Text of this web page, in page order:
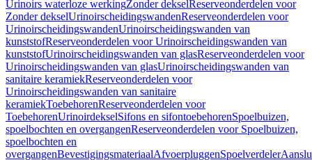
Urinoirs waterloze werkingZonder dekselReserveonderdelen voor
Zonder dekselUrinoirscheidingswandenReserveonderdelen voor
UrinoirscheidingswandenUrinoirscheidingswanden van
kunststofReserveonderdelen voor Urinoirscheidingswanden van
kunststofUrinoirscheidingswanden van glasReserveonderdelen voor
Urinoirscheidingswanden van glasUrinoirscheidingswanden van
sanitaire keramiekReserveonderdelen voor
Urinoirscheidingswanden van sanitaire
keramiekToebehorenReserveonderdelen voor
ToebehorenUrinoirdekselSifons en sifontoebehorenSpoelbuizen,
spoelbochten en overgangenReserveonderdelen voor Spoelbuizen,
spoelbochten en
overgangenBevestigingsmateriaalAfvoerpluggenSpoelverdeler